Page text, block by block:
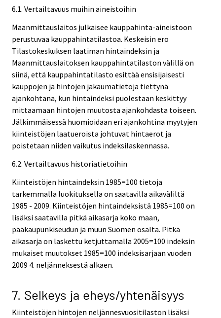
6.1. Vertailtavuus muihin aineistoihin
Maanmittauslaitos julkaisee kauppahinta-aineistoon
perustuvaa kauppahintatilastoa. Keskeisin ero
Tilastokeskuksen laatiman hintaindeksin ja
Maanmittauslaitoksen kauppahintatilaston välillä on
siinä, että kauppahintatilasto esittää ensisijaisesti
kauppojen ja hintojen jakaumatietoja tiettynä
ajankohtana, kun hintaindeksi puolestaan keskittyy
mittaamaan hintojen muutosta ajankohdasta toiseen.
Jälkimmäisessä huomioidaan eri ajankohtina myytyjen
kiinteistöjen laatueroista johtuvat hintaerot ja
poistetaan niiden vaikutus indeksilaskennassa.
6.2. Vertailtavuus historiatietoihin
Kiinteistöjen hintaindeksin 1985=100 tietoja
tarkemmalla luokituksella on saatavilla aikaväliltä
1985 - 2009. Kiinteistöjen hintaindeksistä 1985=100 on
lisäksi saatavilla pitkä aikasarja koko maan,
pääkaupunkiseudun ja muun Suomen osalta. Pitkä
aikasarja on laskettu ketjuttamalla 2005=100 indeksin
mukaiset muutokset 1985=100 indeksisarjaan vuoden
2009 4. neljänneksestä alkaen.
7. Selkeys ja eheys/yhtenäisyys
Kiinteistöjen hintojen neljännesvuositilaston lisäksi